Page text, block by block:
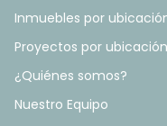
Inmuebles por
Proyectos por ubicación
¿Quiénes somos?
Nuestro Equipo